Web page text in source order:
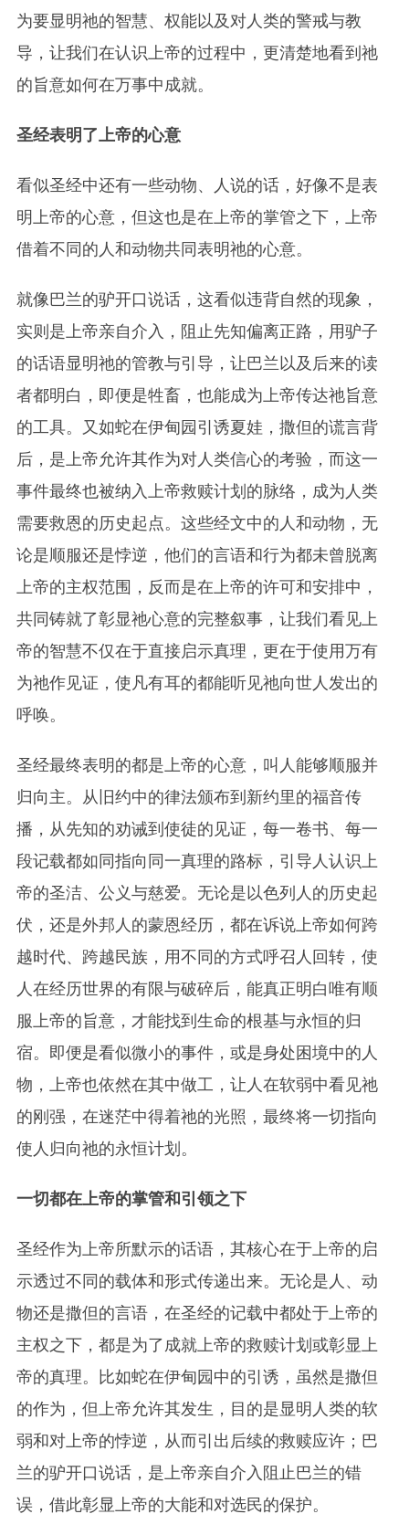
为要显明祂的智慧、权能以及对人类的警戒与教
导，让我们在认识上帝的过程中，更清楚地看到祂
的旨意如何在万事中成就。
圣经表明了上帝的心意
看似圣经中还有一些动物、人说的话，好像不是表
明上帝的心意，但这也是在上帝的掌管之下，上帝
借着不同的人和动物共同表明祂的心意。
就像巴兰的驴开口说话，这看似违背自然的现象，
实则是上帝亲自介入，阻止先知偏离正路，用驴子
的话语显明祂的管教与引导，让巴兰以及后来的读
者都明白，即便是牲畜，也能成为上帝传达祂旨意
的工具。又如蛇在伊甸园引诱夏娃，撒但的谎言背
后，是上帝允许其作为对人类信心的考验，而这一
事件最终也被纳入上帝救赎计划的脉络，成为人类
需要救恩的历史起点。这些经文中的人和动物，无
论是顺服还是悖逆，他们的言语和行为都未曾脱离
上帝的主权范围，反而是在上帝的许可和安排中，
共同铸就了彰显祂心意的完整叙事，让我们看见上
帝的智慧不仅在于直接启示真理，更在于使用万有
为祂作见证，使凡有耳的都能听见祂向世人发出的
呼唤。
圣经最终表明的都是上帝的心意，叫人能够顺服并
归向主。从旧约中的律法颁布到新约里的福音传
播，从先知的劝诫到使徒的见证，每一卷书、每一
段记载都如同指向同一真理的路标，引导人认识上
帝的圣洁、公义与慈爱。无论是以色列人的历史起
伏，还是外邦人的蒙恩经历，都在诉说上帝如何跨
越时代、跨越民族，用不同的方式呼召人回转，使
人在经历世界的有限与破碎后，能真正明白唯有顺
服上帝的旨意，才能找到生命的根基与永恒的归
宿。即便是看似微小的事件，或是身处困境中的人
物，上帝也依然在其中做工，让人在软弱中看见祂
的刚强，在迷茫中得着祂的光照，最终将一切指向
使人归向祂的永恒计划。
一切都在上帝的掌管和引领之下
圣经作为上帝所默示的话语，其核心在于上帝的启
示透过不同的载体和形式传递出来。无论是人、动
物还是撒但的言语，在圣经的记载中都处于上帝的
主权之下，都是为了成就上帝的救赎计划或彰显上
帝的真理。比如蛇在伊甸园中的引诱，虽然是撒但
的作为，但上帝允许其发生，目的是显明人类的软
弱和对上帝的悖逆，从而引出后续的救赎应许；巴
兰的驴开口说话，是上帝亲自介入阻止巴兰的错
误，借此彰显上帝的大能和对选民的保护。